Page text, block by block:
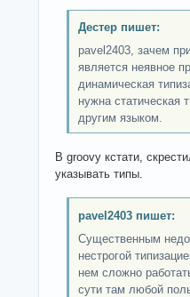
Дестер пишет:
pavel2403, зачем
является неявное
динамическая
нужна статическая
другим языком.
В groovy кстати,
указывать типы.
pavel2403 пишет:
Существенным
нестрогой
нем сложно
сути там любой